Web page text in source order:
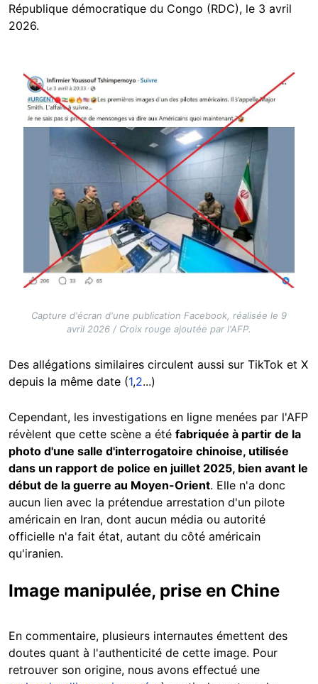
République démocratique du Congo (RDC), le 3 avril
2026.
Image
Capture d'écran d'une publication Facebook, réalisée le 9
avril 2026 / Croix rouge ajoutée par l'AFP.
Des allégations similaires circulent aussi sur TikTok et X
depuis la même date (1,2...)
Cependant, les investigations en ligne menées par l'AFP
révèlent que cette scène a été fabriquée à partir de la
photo d'une salle d'interrogatoire chinoise, utilisée
dans un rapport de police en juillet 2025, bien avant le
début de la guerre au Moyen-Orient. Elle n'a donc
aucun lien avec la prétendue arrestation d'un pilote
américain en Iran, dont aucun média ou autorité
officielle n'a fait état, autant du côté américain
qu'iranien.
Image manipulée, prise en Chine
En commentaire, plusieurs internautes émettent des
doutes quant à l'authenticité de cette image. Pour
retrouver son origine, nous avons effectué une